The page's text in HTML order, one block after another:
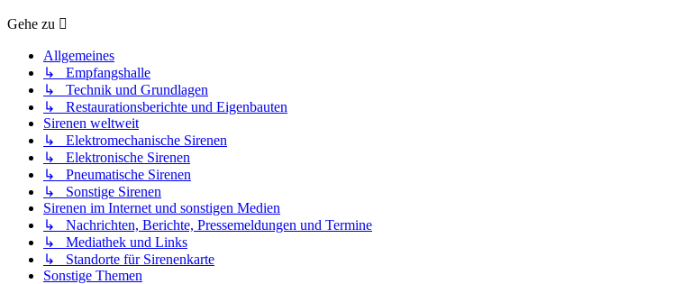
Gehe zu
Allgemeines
↳ Empfangshalle
↳ Technik und Grundlagen
↳ Restaurationsberichte und Eigenbauten
Sirenen weltweit
↳ Elektromechanische Sirenen
↳ Elektronische Sirenen
↳ Pneumatische Sirenen
↳ Sonstige Sirenen
Sirenen im Internet und sonstigen Medien
↳ Nachrichten, Berichte, Pressemeldungen und Termine
↳ Mediathek und Links
↳ Standorte für Sirenenkarte
Sonstige Themen